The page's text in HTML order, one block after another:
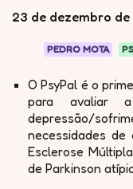
23 de dezembro de
PEDRO MOTA
O PsyPal é o
para avaliar
depressão/
necessidades de
Esclerose
de Parkinson